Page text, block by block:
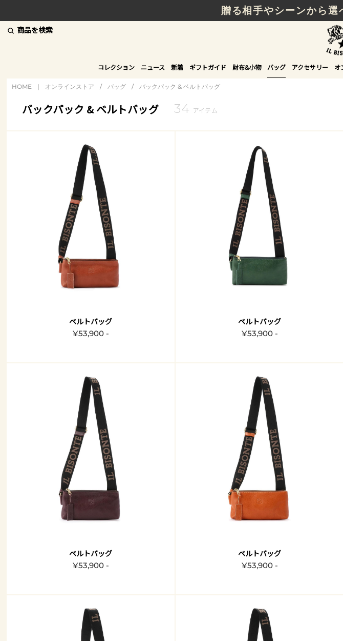
贈る相手やシーンから選
商品を検索
コレクション ニュース 新着 ギフトガイド 財布&小物 バッグ アクセサリー オ
HOME | オンラインストア / バッグ / バックパック & ベルトバッグ
バックパック & ベルトバッグ 34 アイテム
ベルトバッグ
¥53,900 -
ベルトバッグ
¥53,900 -
ベルトバッグ
¥53,900 -
ベルトバッグ
¥53,900 -